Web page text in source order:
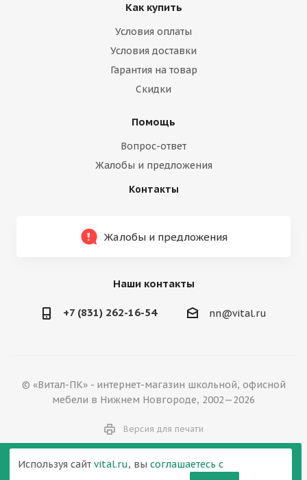
Как купить
Условия оплаты
Условия доставки
Гарантия на товар
Скидки
Помощь
Вопрос-ответ
Жалобы и предложения
Контакты
Жалобы и предложения
Наши контакты
+7 (831) 262-16-54 nn@vital.ru
© «Витал-ПК» - интернет-магазин школьной, офисной
мебели в Нижнем Новгороде, 2002—2026
Версия для печати
Используя сайт vital.ru, вы соглашаетесь с